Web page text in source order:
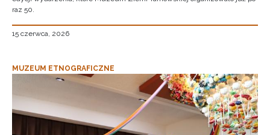
raz 50.
15 czerwca, 2026
MUZEUM ETNOGRAFICZNE